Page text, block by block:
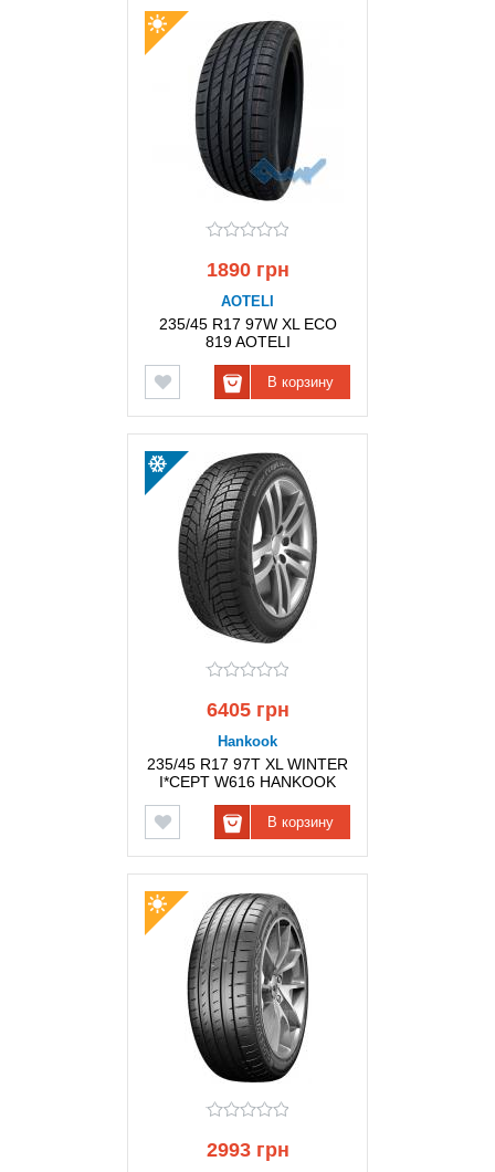
1890 грн
AOTELI
235/45 R17 97W XL ECO
819 AOTELI
В корзину
6405 грн
Hankook
235/45 R17 97T XL WINTER
I*CEPT W616 HANKOOK
В корзину
2993 грн